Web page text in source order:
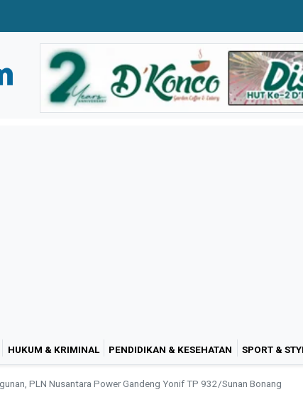
HUKUM & KRIMINAL PENDIDIKAN & KESEHATAN SPORT &
PLN Nusantara Power Gandeng Yonif TP 932/Sunan Bonang